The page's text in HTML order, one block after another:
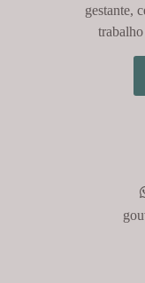
gestante,